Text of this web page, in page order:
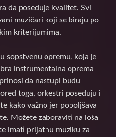
da poseduje kvalitet. Svi
muzičari koji se biraju po
kriterijumima.
sopstvenu opremu, koja je
instrumentalna oprema
da nastupi budu
toga, orkestri poseduju i
kako važno jer poboljšava
Možete zaboraviti na loša
imati prijatnu muziku za